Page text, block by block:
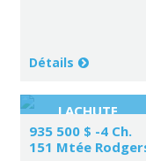
Détails
LACHUTE
935 500 $ -4 Ch.
151 Mtée